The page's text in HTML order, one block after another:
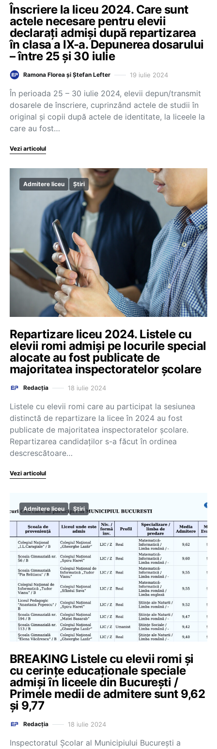
Înscriere la liceu 2024. Care sunt
actele necesare pentru elevii
declarați admiși după repartizarea
în clasa a IX-a. Depunerea dosarului
– între 25 și 30 iulie
Ramona Florea și Ștefan Lefter 19 iulie 2024
În perioada 25 – 30 iulie 2024, elevii depun/transmit
dosarele de înscriere, cuprinzând actele de studii în
original și copii după actele de identitate, la liceele la
care au fost…
Vezi articolul
Admitere liceu Știri
Repartizare liceu 2024. Listele cu
elevii romi admiși pe locurile special
alocate au fost publicate de
majoritatea inspectoratelor școlare
Redacția 18 iulie 2024
Listele cu elevii romi care au participat la sesiunea
distinctă de repartizare la licee în 2024 au fost
publicate de majoritatea inspectoratelor școlare.
Repartizarea candidaților s-a făcut în ordinea
descrescătoare…
Vezi articolul
Admitere liceu Știri
BREAKING Listele cu elevii romi și
cu cerințe educaționale speciale
admiși în liceele din București /
Primele medii de admitere sunt 9,62
și 9,77
Redacția 18 iulie 2024
Inspectoratul Școlar al Municipiului București a